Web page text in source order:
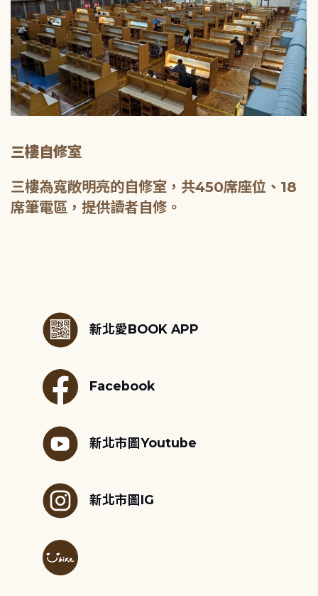
三樓自修室
三樓為寬敞明亮的自修室，共450席座位、18
席筆電區，提供讀者自修。
新北愛BOOK APP
Facebook
新北市圖Youtube
新北市圖IG